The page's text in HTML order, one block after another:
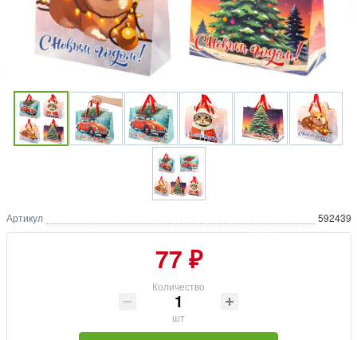
Артикул 592439
77 ₽
Количество
шт